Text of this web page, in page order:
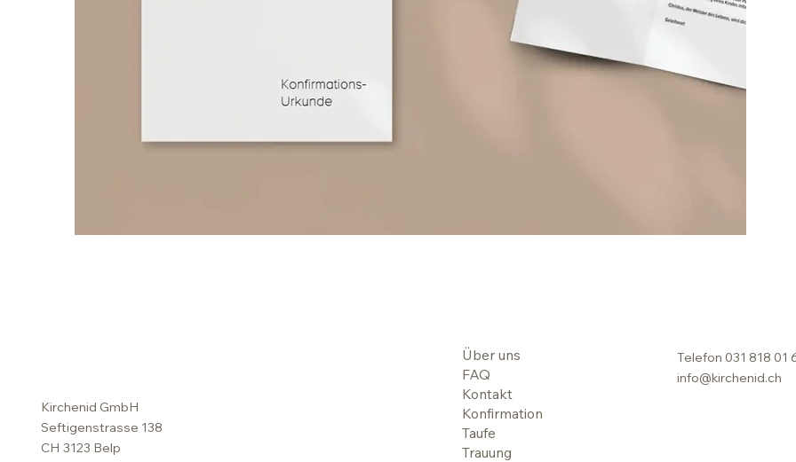
Kirchenid GmbH
Seftigenstrasse 138
CH 3123 Belp
Telefon 031 818 01
info@kirchenid.ch
Über uns
FAQ
Kontakt
Konfirmation
Taufe
Trauung